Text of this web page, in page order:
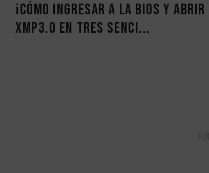
¡Cómo ingresar a la BIOS y abrir
XMP3.0 en tres senci...